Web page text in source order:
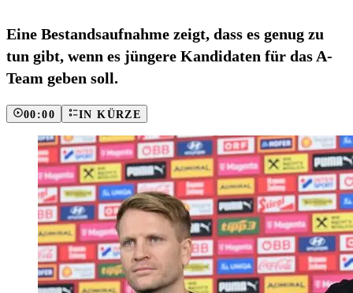
Eine Bestandsaufnahme zeigt, dass es genug zu
tun gibt, wenn es jüngere Kandidaten für das A-
Team geben soll.
00:00 IN KÜRZE